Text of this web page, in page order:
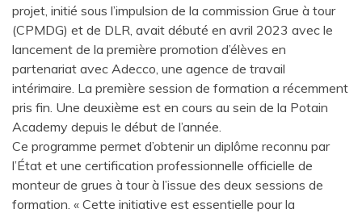
projet, initié sous l’impulsion de la commission Grue à tour
(CPMDG) et de DLR, avait débuté en avril 2023 avec le
lancement de la première promotion d’élèves en
partenariat avec Adecco, une agence de travail
intérimaire. La première session de formation a récemment
pris fin. Une deuxième est en cours au sein de la Potain
Academy depuis le début de l’année.
Ce programme permet d’obtenir un diplôme reconnu par
l’État et une certification professionnelle officielle de
monteur de grues à tour à l’issue des deux sessions de
formation. « Cette initiative est essentielle pour la